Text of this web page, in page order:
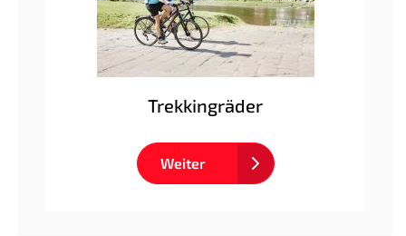
Trekkingräder
Weiter